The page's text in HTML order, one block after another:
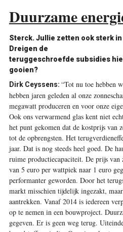
Duurzame
Sterck.Jullie zetten ook sterk
Dreigen de
teruggeschroefde subsidies
gooien?
Dirk Ceyssens: “Tot nu toe hebben
hebben jaren geleden al onze
megawatt produceren en voor onze
Ook ons verwarmend glas kent niet
het punt gekomen dat de kostprijs van
tot de opbrengsten. Het
jaar. Dat is nog steeds heel goed. De
ruime productiecapaciteit. De prijs
van 5 euro per wattpiek naar 1 euro
performanter geworden. Door het
markt misschien tijdelijk ingezakt,
aantrekken. Vanaf 2014 is iedereen
op te nemen in een bouwproject.
gegeven. Er is geen weg terug.